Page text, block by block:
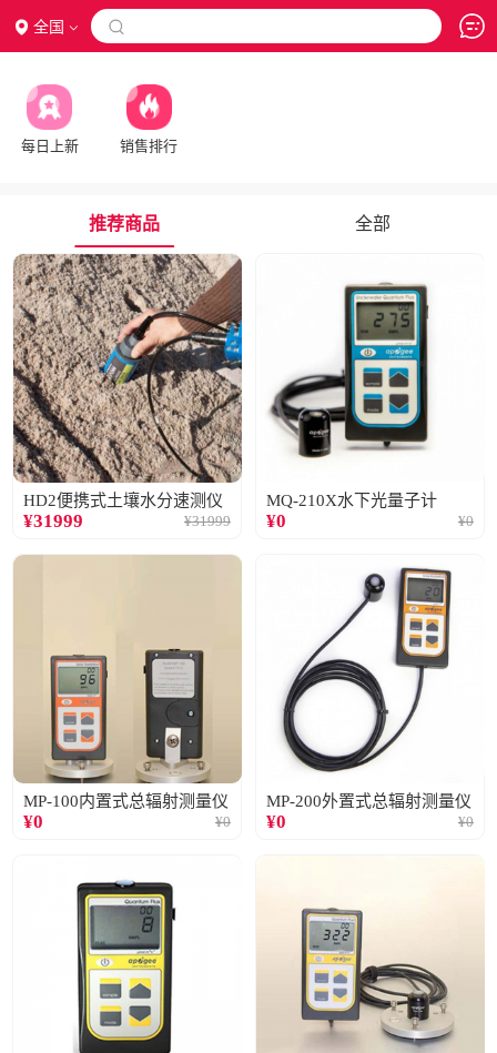
全国 
每日上新 销售排行
推荐商品 全部
HD2便携式土壤水分速测仪
¥31999 ¥31999
MQ-210X水下光量子计
¥0 ¥0
MP-100内置式总辐射测量仪
¥0 ¥0
MP-200外置式总辐射测量仪
¥0 ¥0